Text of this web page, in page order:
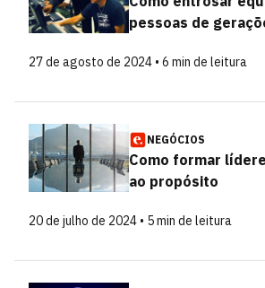
pessoas de
27 de agosto de 2024 • 6 min de leitura
NEGÓCIOS
Como formar
ao propósito
20 de julho de 2024 • 5 min de leitura